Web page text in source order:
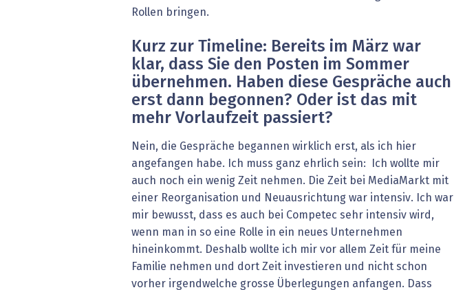
Rollen bringen.
Kurz zur Timeline: Bereits im März war
klar, dass Sie den Posten im Sommer
übernehmen. Haben diese Gespräche auch
erst dann begonnen? Oder ist das mit
mehr Vorlaufzeit passiert?
Nein, die Gespräche begannen wirklich erst, als ich hier
angefangen habe. Ich muss ganz ehrlich sein: Ich wollte mir
auch noch ein wenig Zeit nehmen. Die Zeit bei MediaMarkt mit
einer Reorganisation und Neuausrichtung war intensiv. Ich war
mir bewusst, dass es auch bei Competec sehr intensiv wird,
wenn man in so eine Rolle in ein neues Unternehmen
hineinkommt. Deshalb wollte ich mir vor allem Zeit für meine
Familie nehmen und dort Zeit investieren und nicht schon
vorher irgendwelche grosse Überlegungen anfangen. Dass